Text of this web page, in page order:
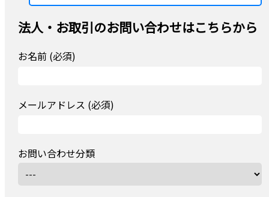
法人・お取引のお問い合わせはこちらから
お名前 (必須)
メールアドレス (必須)
お問い合わせ分類